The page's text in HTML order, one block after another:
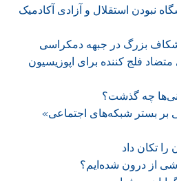
نبودن استقلال و آزادی آکادمیک
فلج کننده برای اپوزیسیون
چه گذشت‌؟
بر بستر شبکه‌های اجتماعی»
تکان داد
از درون شده‌ایم؟